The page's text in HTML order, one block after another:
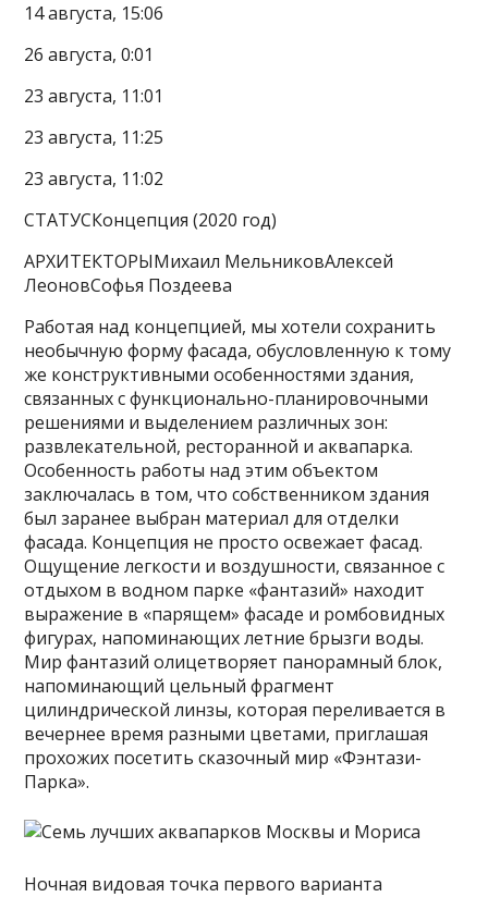
14 августа, 15:06
26 августа, 0:01
23 августа, 11:01
23 августа, 11:25
23 августа, 11:02
СТАТУСКонцепция (2020 год)
АРХИТЕКТОРЫМихаил МельниковАлексей
ЛеоновСофья Поздеева
Работая над концепцией, мы хотели сохранить
необычную форму фасада, обусловленную к тому
же конструктивными особенностями здания,
связанных с функционально-планировочными
решениями и выделением различных зон:
развлекательной, ресторанной и аквапарка.
Особенность работы над этим объектом
заключалась в том, что собственником здания
был заранее выбран материал для отделки
фасада. Концепция не просто освежает фасад.
Ощущение легкости и воздушности, связанное с
отдыхом в водном парке «фантазий» находит
выражение в «парящем» фасаде и ромбовидных
фигурах, напоминающих летние брызги воды.
Мир фантазий олицетворяет панорамный блок,
напоминающий цельный фрагмент
цилиндрической линзы, которая переливается в
вечернее время разными цветами, приглашая
прохожих посетить сказочный мир «Фэнтази-
Парка».
Ночная видовая точка первого варианта